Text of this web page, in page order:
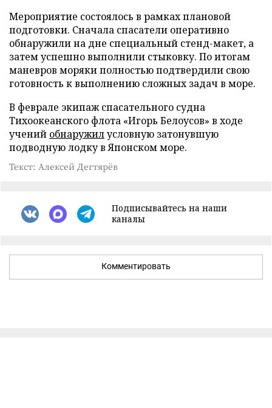
Мероприятие состоялось в рамках плановой
подготовки. Сначала спасатели оперативно
обнаружили на дне специальный стенд-макет, а
затем успешно выполнили стыковку. По итогам
маневров моряки полностью подтвердили свою
готовность к выполнению сложных задач в море.
В феврале экипаж спасательного судна
Тихоокеанского флота «Игорь Белоусов» в ходе
учений обнаружилусловную затонувшую
подводную лодку в Японском море.
Текст: Алексей Дегтярёв
Подписывайтесь на наши
каналы
Комментировать